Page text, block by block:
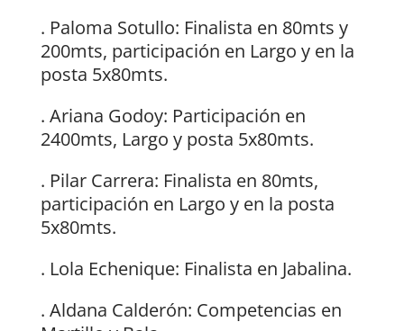
. Paloma Sotullo: Finalista en 80mts y
200mts, participación en Largo y en la
posta 5x80mts.
. Ariana Godoy: Participación en
2400mts, Largo y posta 5x80mts.
. Pilar Carrera: Finalista en 80mts,
participación en Largo y en la posta
5x80mts.
. Lola Echenique: Finalista en Jabalina.
. Aldana Calderón: Competencias en